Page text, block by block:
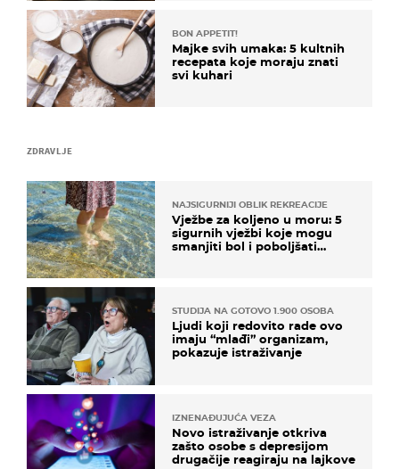
ZDRAVLJE
NAJSIGURNIJI OBLIK REKREACIJE
Vježbe za koljeno u moru: 5
sigurnih vježbi koje mogu
smanjiti bol i poboljšati
STUDIJA NA GOTOVO 1.900 OSOBA
Ljudi koji redovito rade ovo
imaju “mlađi” organizam,
pokazuje istraživanje
IZNENAĐUJUĆA VEZA
Novo istraživanje otkriva
zašto osobe s depresijom
drugačije reagiraju na lajkove
BON APPETIT!
Majke svih umaka: 5 kultnih
recepata koje moraju znati
svi kuhari